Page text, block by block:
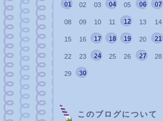
01
02 03 04 05 06 07
08 09 10 11 12 13 14
15 16 17 18 19 20 21
22 23 24 25 26 27 28
29 30
このブログについて